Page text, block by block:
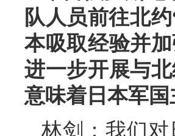
队人员前往北
本吸取经验并
进一步开展与
意味着日本军
林剑：我们